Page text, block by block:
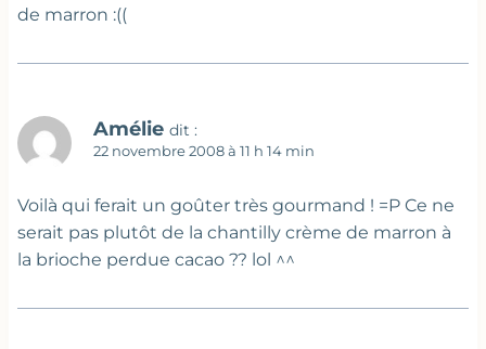
de marron :((
Amélie dit :
22 novembre 2008 à 11 h 14 min
Voilà qui ferait un goûter très gourmand ! =P Ce ne
serait pas plutôt de la chantilly crème de marron à
la brioche perdue cacao ?? lol ^^